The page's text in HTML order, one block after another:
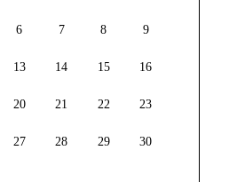
6 7 8 9
13 14 15 16
20 21 22 23
27 28 29 30